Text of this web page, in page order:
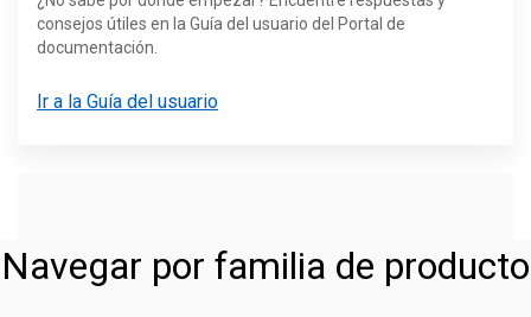
consejos útiles en la Guía del usuario del Portal de
documentación.
Ir a la Guía del usuario
Navegar por familia de producto